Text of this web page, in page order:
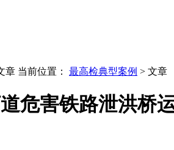
章 当前位置： 最高检典型案例 > 文章
危害铁路泄洪桥